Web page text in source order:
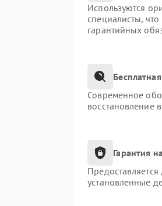
Используются
специалисты,
гарантийных
Современное
восстановление
Гарантия
установленные